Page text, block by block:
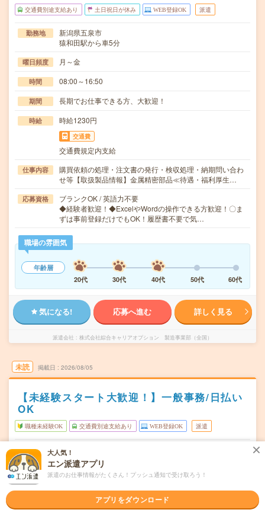
交通費別途支給あり 土日祝日が休み WEB登録OK 派遣
勤務地
新潟県五泉市
猿和田駅から車5分
曜日頻度 月～金
時間 08:00～16:50
期間 長期でお仕事できる方、大歓迎！
時給 時給1230円
交通費
交通費規定内支給
仕事内容
購買依頼の処理・注文書の発行・検収処理・納期問い合わ
せ等【取扱製品情報】金属精密部品≪待遇・福利厚生…
応募資格
ブランクOK / 英語力不要
◆経験者歓迎！◆ExcelやWordの操作できる方歓迎！〇ま
ずは事前登録だけでもOK！履歴書不要で気…
職場の雰囲気
年齢層
20代
30代 40代 50代 60代
気になる! 応募へ進む 詳しく見る
派遣会社 株式会社綜合キャリアオプション 製造事業部（全国）
未読 掲載日 2026/08/05
【未経験スタート大歓迎！】一般事務/日払い
OK
職種未経験OK 交通費別途支給あり WEB登録OK 派遣
勤務地
新潟県長岡市
長岡駅から車8分
曜日頻度 シフト制
09:15～18:00
大人気！
エン派遣アプリ
派遣のお仕事情報がたくさん！プッシュ通知で受け取ろう！
アプリをダウンロード